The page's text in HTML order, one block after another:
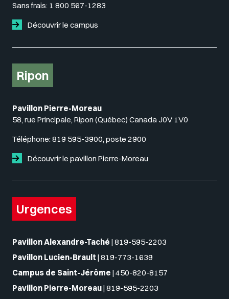
Sans frais: 1 800 567-1283
Découvrir le campus
Ripon
Pavillon Pierre-Moreau
58, rue Principale, Ripon (Québec) Canada J0V 1V0
Téléphone: 819 595-3900, poste 2900
Découvrir le pavillon Pierre-Moreau
Urgences
Pavillon Alexandre-Taché | 819-595-2203
Pavillon Lucien-Brault | 819-773-1639
Campus de Saint-Jérôme | 450-820-8157
Pavillon Pierre-Moreau| 819-595-2203